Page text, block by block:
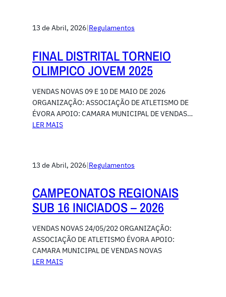
13 de Abril, 2026|Regulamentos
FINAL DISTRITAL TORNEIO
OLIMPICO JOVEM 2025
VENDAS NOVAS 09 E 10 DE MAIO DE 2026
ORGANIZAÇÃO: ASSOCIAÇÃO DE ATLETISMO DE
ÉVORA APOIO: CAMARA MUNICIPAL DE VENDAS…
LER MAIS
13 de Abril, 2026|Regulamentos
CAMPEONATOS REGIONAIS
SUB 16 INICIADOS – 2026
VENDAS NOVAS 24/05/202 ORGANIZAÇÃO:
ASSOCIAÇÃO DE ATLETISMO ÉVORA APOIO:
CAMARA MUNICIPAL DE VENDAS NOVAS
LER MAIS